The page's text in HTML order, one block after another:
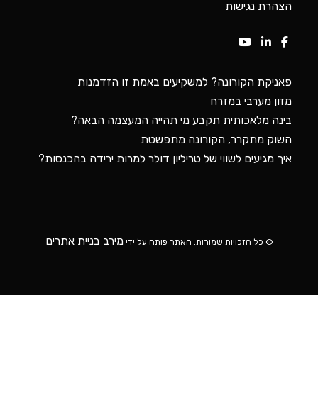
איך מגיעים לשווי של טריליון דולר למרות ירידה בהכנסות?